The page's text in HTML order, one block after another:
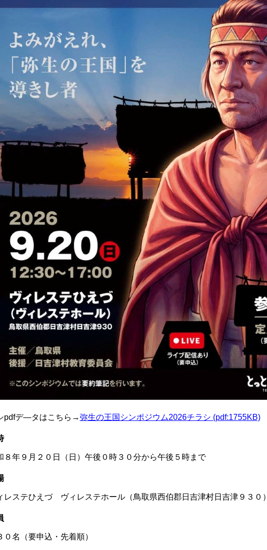
pdfデ―タはこちら→弥生の王国シンポジウム2026チラシ (pdf:1755KB)
年９月２０日（日）午後０時３０分から午後５時まで
ステひえづ ヴィレステホール（鳥取県西伯郡日吉津村日吉津９３０）
名（要申込・先着順）